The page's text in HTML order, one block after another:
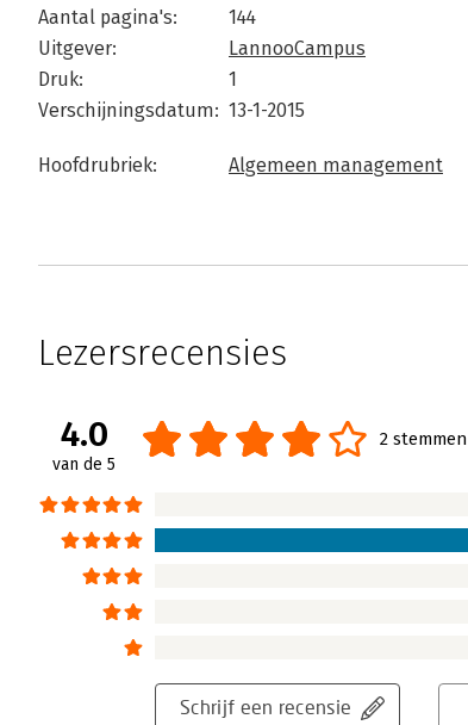
Aantal pagina's:
144
Uitgever:
LannooCampus
Druk:
1
Verschijningsdatum: 13-1-2015
Hoofdrubriek: Algemeen management
Lezersrecensies
4.0
van de 5
2 stemmen
Schrijf een recensie